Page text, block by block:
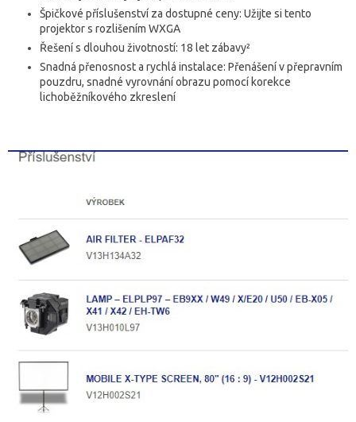
Špičkové příslušenství za dostupné ceny: Užijte si tento
projektor s rozlišením WXGA
Řešení s dlouhou životností: 18 let zábavy²
Snadná přenosnost a rychlá instalace: Přenášení v přepravním
pouzdru, snadné vyrovnání obrazu pomocí korekce
lichoběžníkového zkreslení